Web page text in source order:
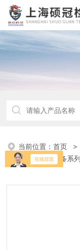
当前位置：首页 >
程试验仪器设备系列